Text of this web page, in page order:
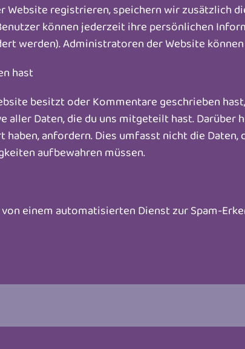
Website registrieren, speichern wir zusätzlich
können jederzeit ihre persönlichen
werden). Administratoren der Website
hast
besitzt oder Kommentare geschrieben
aller Daten, die du uns mitgeteilt hast. Darüber
haben, anfordern. Dies umfasst nicht die
aufbewahren müssen.
einem automatisierten Dienst zur Spam-